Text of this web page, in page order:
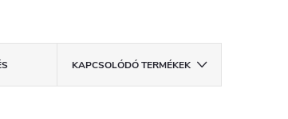
KAPCSOLÓDÓ TERMÉKEK